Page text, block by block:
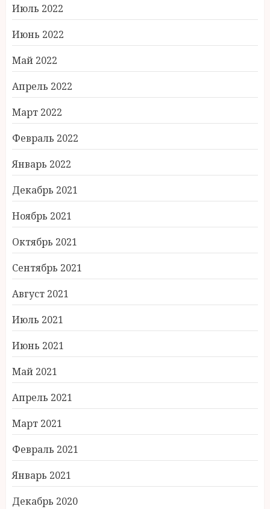
Июль 2022
Июнь 2022
Май 2022
Апрель 2022
Март 2022
Февраль 2022
Январь 2022
Декабрь 2021
Ноябрь 2021
Октябрь 2021
Сентябрь 2021
Август 2021
Июль 2021
Июнь 2021
Май 2021
Апрель 2021
Март 2021
Февраль 2021
Январь 2021
Декабрь 2020